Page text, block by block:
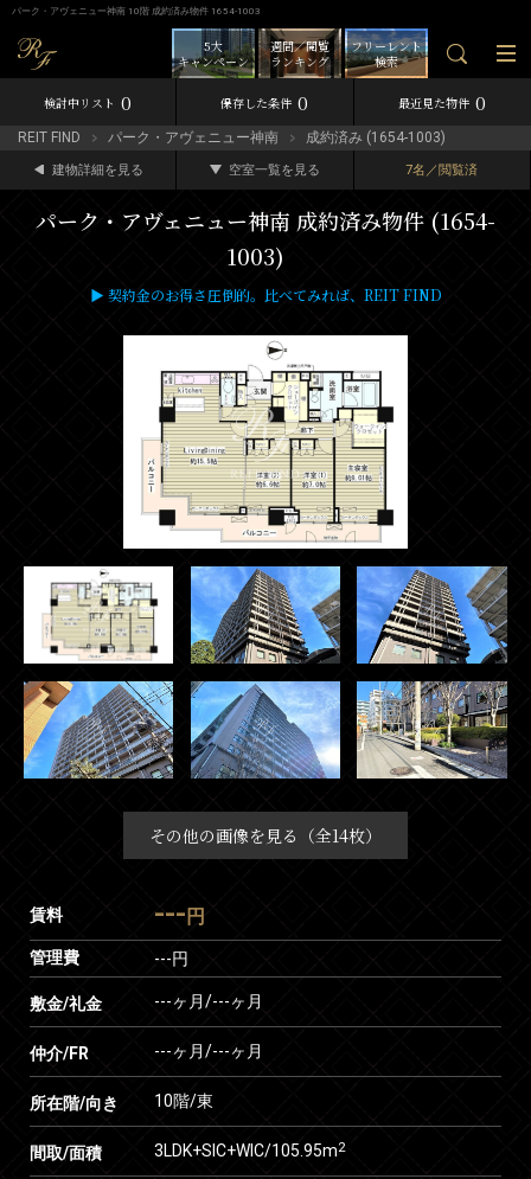
パーク・アヴェニュー神南 10階 成約済み物件 1654-1003
フリーレント
検索
週間／閲覧
ランキング
5大
キャンペーン
検討中リスト 0 保存した条件 0 最近見た物件 0
REIT FIND パーク・アヴェニュー神南 成約済み (1654-1003)
建物詳細を見る 空室一覧を見る 7名／閲覧済
パーク・アヴェニュー神南 成約済み物件 (1654-
1003)
▶ 契約金のお得さ圧倒的。比べてみれば、REIT FIND
その他の画像を見る（全14枚）
賃料 --- 円
管理費 ---円
敷金/礼金 ---ヶ月/---ヶ月
仲介/FR ---ヶ月/---ヶ月
所在階/向き 10階/東
間取/面積 3LDK+SIC+WIC/105.95m2